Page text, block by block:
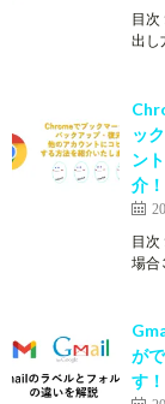
目次
出し
ッ
ン
介！
目次
場合
が
す